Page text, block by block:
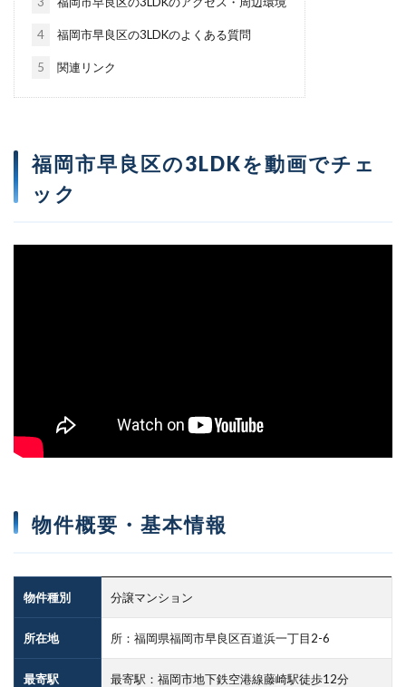
4 福岡市早良区の3LDKのよくある質問
5 関連リンク
福岡市早良区の3LDKを動画でチェ
ック
物件概要・基本情報
物件種別 分譲マンション
所在地 所：福岡県福岡市早良区百道浜一丁目2-6
最寄駅 最寄駅：福岡市地下鉄空港線藤崎駅徒歩12分